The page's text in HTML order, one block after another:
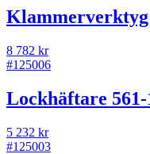
Klammerverktyg
8 782 kr
#125006
Lockhäftare 561-
5 232 kr
#125003